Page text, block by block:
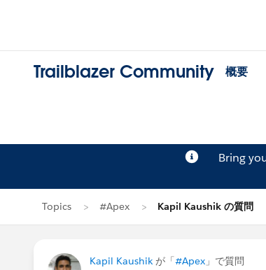
Trailblazer Community 概要
Bring
Topics #Apex Kapil Kaushik の質問
Kapil Kaushik が「#Apex 」で質問